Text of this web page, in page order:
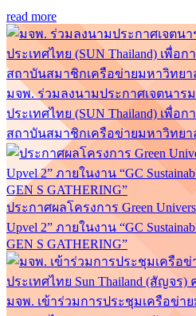
read more
มจพ. ร่วมลงนามประกาศเจตนาร
ประเทศไทย (SUN Thailand) เพื่
สถาบันสมาชิกเครือข่ายมหาวิทยา
ประกาศผลโครงการ Green
Upvel 2” ภายในงาน “GC
GEN S GATHERING”
มจพ. เข้าร่วมการประชุมเครือข่า